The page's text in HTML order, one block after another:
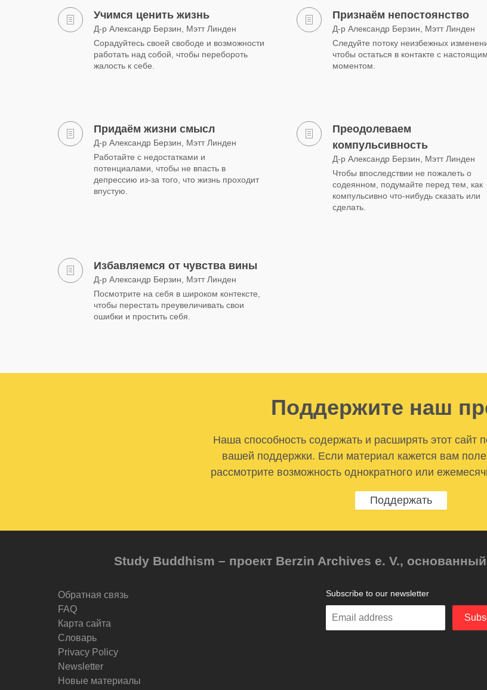
Учимся ценить жизнь
Д-р Александр Берзин, Мэтт Линден
Сорадуйтесь своей свободе и возможности
работать над собой, чтобы перебороть
жалость к себе.
Признаём непостоянство
Д-р Александр Берзин, Мэтт Линден
Следуйте потоку неизбежных
чтобы остаться в контакте с настоящим
моментом.
Придаём жизни смысл
Д-р Александр Берзин, Мэтт Линден
Работайте с недостатками и
потенциалами, чтобы не впасть в
депрессию из-за того, что жизнь проходит
впустую.
Преодолеваем
компульсивность
Д-р Александр Берзин, Мэтт Линден
Чтобы впоследствии не пожалеть о
содеянном, подумайте перед тем, как
компульсивно что-нибудь сказать или
сделать.
Избавляемся от чувства вины
Д-р Александр Берзин, Мэтт Линден
Посмотрите на себя в широком контексте,
чтобы перестать преувеличивать свои
ошибки и простить себя.
Поддержите наш
Наша способность содержать и расширять этот сайт
вашей поддержки. Если материал кажется вам
рассмотрите возможность однократного или
Поддержать
Study Buddhism – проект Berzin Archives e. V.,
Обратная связь
FAQ
Карта сайта
Словарь
Privacy Policy
Newsletter
Новые материалы
Subscribe to our newsletter
Enter